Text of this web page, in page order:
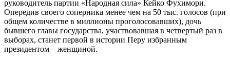
руководитель партии «Народная сила» Кейко Фухимори.
Опередив своего соперника менее чем на 50 тыс. голосов (при
общем количестве в миллионы проголосовавших), дочь
бывшего главы государства, участвовавшая в четвертый раз в
выборах, станет первой в истории Перу избранным
президентом – женщиной.